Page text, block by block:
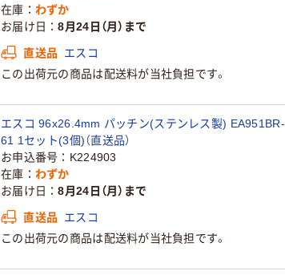
在庫
わずか
お届け日
8月24日（月）まで
直送品
エスコ
この出荷元の商品は配送料が当社負担です。
エスコ 96x26.4mm パッチン(ステンレス製) EA951BR-
61 1セット(3個)（直送品）
お申込番号
K224903
在庫
わずか
お届け日
8月24日（月）まで
直送品
エスコ
この出荷元の商品は配送料が当社負担です。